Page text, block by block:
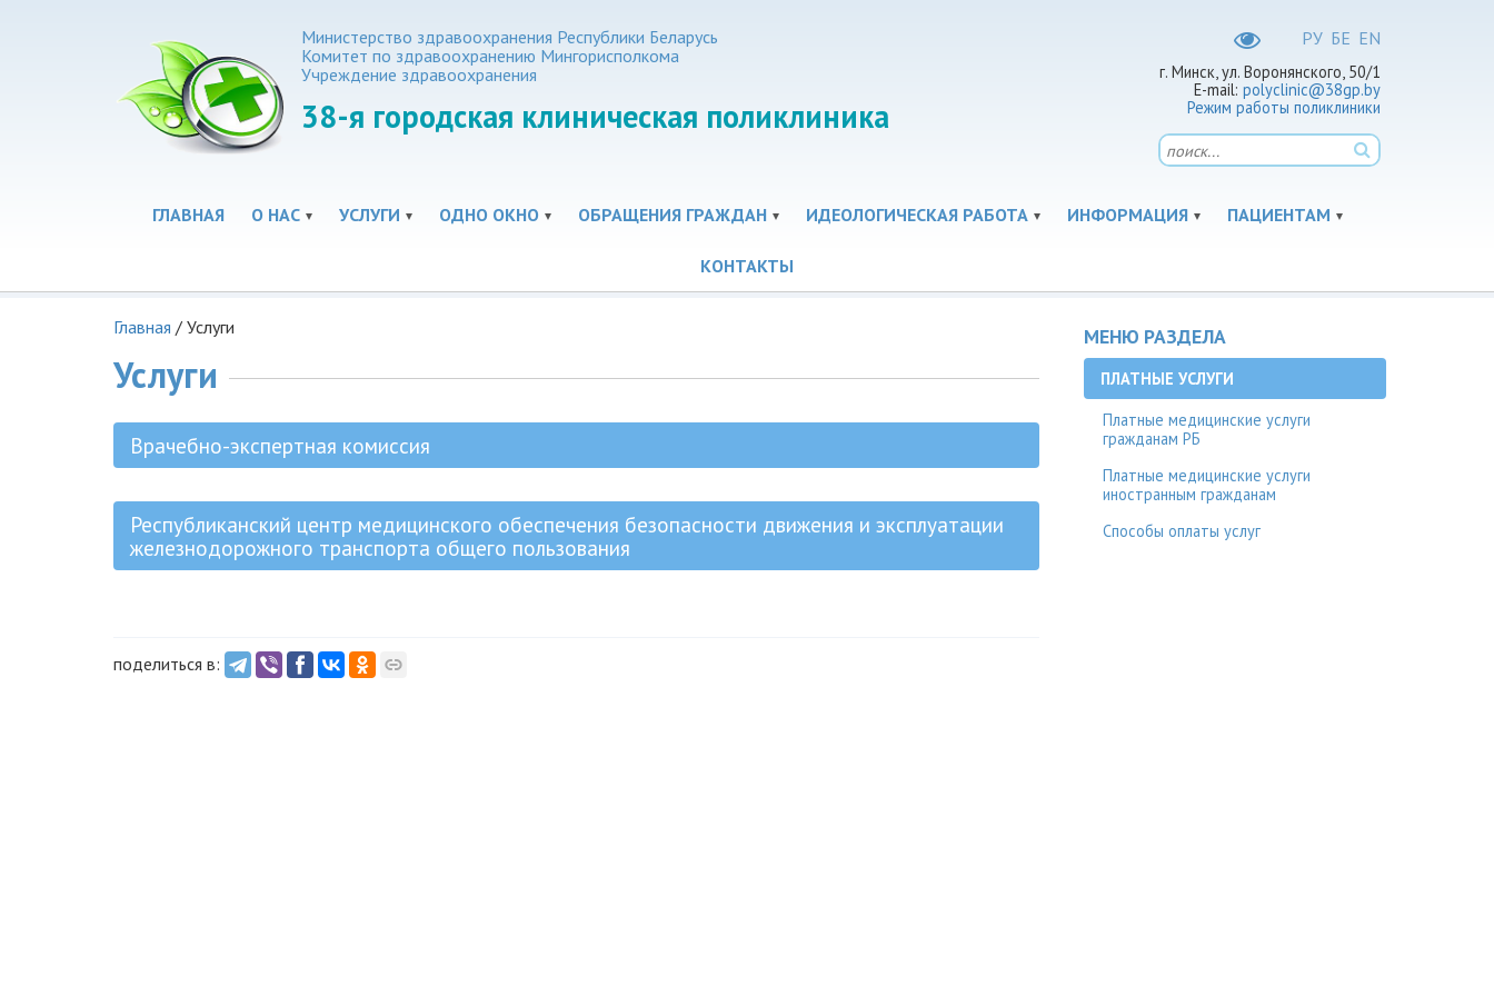
РУ БЕ EN
г. Минск, ул. Воронянского, 50/1
E-mail: polyclinic@38gp.by
Режим работы поликлиники
Министерство здравоохранения Республики Беларусь
Комитет по здравоохранению Мингорисполкома
Учреждение здравоохранения
38-я городская клиническая поликлиника
ГЛАВНАЯ О НАС УСЛУГИ ОДНО ОКНО ОБРАЩЕНИЯ ГРАЖДАН ИДЕОЛОГИЧЕСКАЯ РАБОТА ИНФОРМАЦИЯ ПАЦИЕНТАМ
КОНТАКТЫ
Главная / Услуги
Услуги
Врачебно-экспертная комиссия
Республиканский центр медицинского обеспечения безопасности движения и эксплуатации
железнодорожного транспорта общего пользования
поделиться в:
МЕНЮ РАЗДЕЛА
ПЛАТНЫЕ УСЛУГИ
Платные медицинские услуги
гражданам РБ
Платные медицинские услуги
иностранным гражданам
Способы оплаты услуг